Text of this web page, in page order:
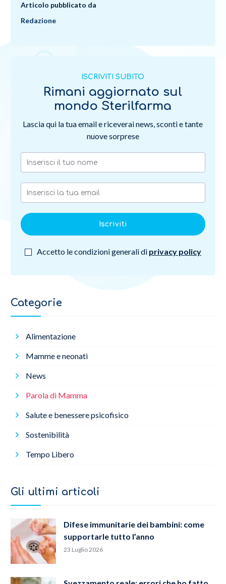
Categorie
Alimentazione
Mamme e neonati
News
Parola di Mamma
Salute e benessere psicofisico
Sostenibilità
Tempo Libero
Gli ultimi articoli
Difese immunitarie dei bambini: come
supportarle tutto l’anno
23 Luglio 2026
Articolo pubblicato da
Redazione
ISCRIVITI SUBITO
Rimani aggiornato sul
mondo Sterilfarma
Lascia qui la tua email e riceverai news, sconti e tante
nuove sorprese
Iscriviti
Accetto le condizioni generali di privacy policy